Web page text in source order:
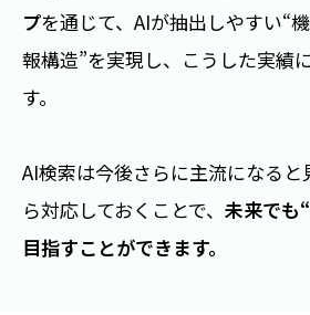
プを通じて、AIが抽出しやすい“
報構造”を実現し、こうした実績
す。
AI検索は今後さらに主流になると
ら対応しておくことで、 未来でも
目指すことができます。
自然検索からのアクセスが急増し
となることも。 さらに平日の来
足を補うためにスタッフの増員も
Web集客が経営成果に直結した
す。
たとえばある美容室では、
ールの最適化と投稿運用を行った
倍増し、予約が急増。売上が約
AtoZ Designでは、情報設計・口
ル整備を含め、“成果が育つMEO